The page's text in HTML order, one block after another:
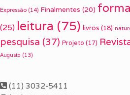
Expressão (14) Finalmentes (20)
(25) leitura (75) livros (18)
pesquisa (37) Projeto (17)
Augusto (13)
(11) 3032-5411